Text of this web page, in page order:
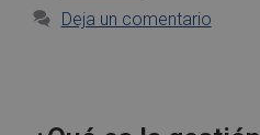
Deja un comentario